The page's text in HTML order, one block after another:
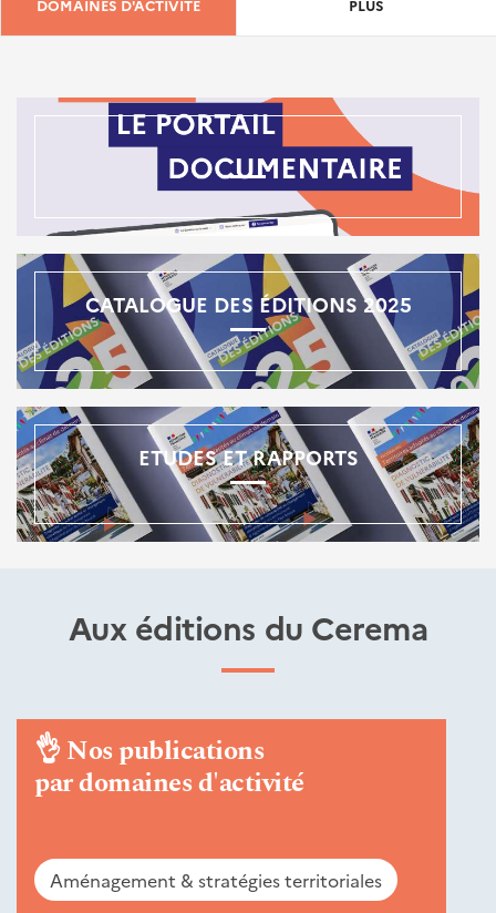
DOMAINES D'ACTIVITÉ PLUS
CATALOGUE DES ÉDITIONS 2025
ETUDES ET RAPPORTS
Aux éditions du Cerema
👌Nos publications
par domaines d'activité
Aménagement & stratégies territoriales